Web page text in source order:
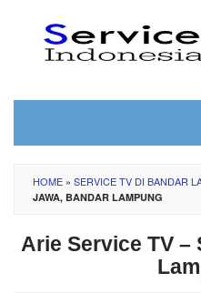
content
HOME » SERVICE TV DI BANDAR
JAWA, BANDAR LAMPUNG
Arie Service TV –